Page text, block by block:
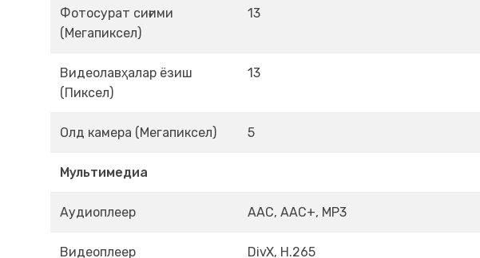
Фотосурат сиғими
(Мегапиксел)
13
Видеолавҳалар ёзиш
(Пиксел)
13
Олд камера (Мегапиксел) 5
Мультимедиа
Аудиоплеер AAC, AAC+, MP3
Видеоплеер DivX, H.265